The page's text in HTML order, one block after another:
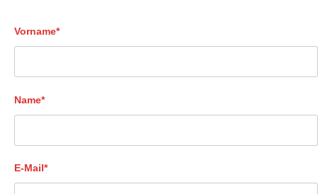
Vorname*
Name*
E-Mail*